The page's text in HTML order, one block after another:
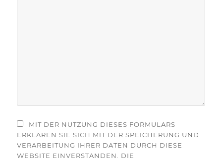
MIT DER NUTZUNG DIESES FORMULARS
ERKLÄREN SIE SICH MIT DER SPEICHERUNG UND
VERARBEITUNG IHRER DATEN DURCH DIESE
WEBSITE EINVERSTANDEN. DIE